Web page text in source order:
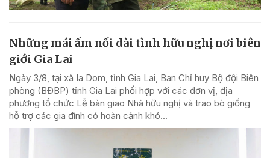
Những mái ấm nối dài tình hữu nghị nơi biên
giới Gia Lai
Ngày 3/8, tại xã Ia Dom, tỉnh Gia Lai, Ban Chỉ huy Bộ đội Biên
phòng (BĐBP) tỉnh Gia Lai phối hợp với các đơn vị, địa
phương tổ chức Lễ bàn giao Nhà hữu nghị và trao bò giống
hỗ trợ các gia đình có hoàn cảnh khó...